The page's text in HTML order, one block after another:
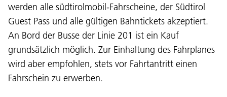
werden alle südtirolmobil-Fahrscheine, der Südtirol
Guest Pass und alle gültigen Bahntickets akzeptiert.
An Bord der Busse der Linie 201 ist ein Kauf
grundsätzlich möglich. Zur Einhaltung des Fahrplanes
wird aber empfohlen, stets vor Fahrtantritt einen
Fahrschein zu erwerben.